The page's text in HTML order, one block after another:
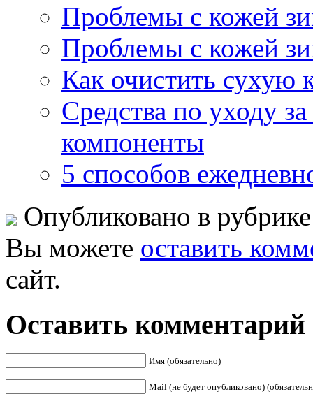
Проблемы с кожей
Проблемы с кожей
Как очистить сухую
Средства по уходу
компоненты
5 способов
Опубликовано в
Вы можете оставить
сайт.
Оставить комментарий
Имя (обязательно)
Mail (не будет опубликовано)